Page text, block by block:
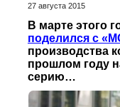
27 августа 2015
поделился с
производства
прошлом году
серию…